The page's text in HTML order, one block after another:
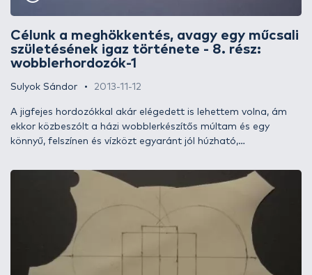
Célunk a meghökkentés, avagy egy műcsali
születésének igaz története - 8. rész:
wobblerhordozók-1
Sulyok Sándor 2013-11-12
A jigfejes hordozókkal akár elégedett is lehettem volna, ám
ekkor közbeszólt a házi wobblerkészítős múltam és egy
könnyű, felszínen és vízközt egyaránt jól húzható,
kihívást tovább már nem jelentő jigfejes kivitel
továbbfejlesztését elnapolva egyszerűen tovább kellett
lépnem. Megtettem.